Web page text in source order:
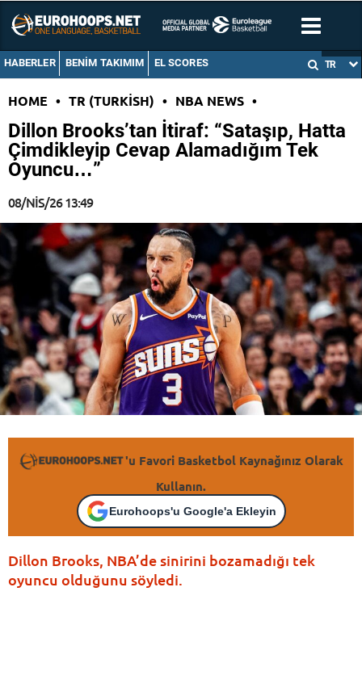
HABERLER BENIM TAKIMIM EL SCORES TR
HOME • TR (TURKISH) • NBA NEWS •
Dillon Brooks’tan İtiraf: “Sataşıp, Hatta
Çimdikleyip Cevap Alamadığım Tek
Oyuncu…”
08/NIS/26 13:49
'u Favori Basketbol Kaynağınız Olarak
Kullanın.
Eurohoops'u Google'a Ekleyin
Dillon Brooks, NBA’de sinirini bozamadığı tek
oyuncu olduğunu söyledi.